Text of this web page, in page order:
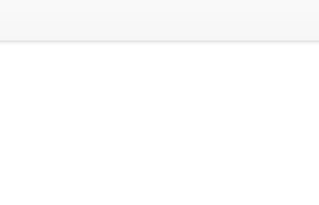
RIETSCHLE